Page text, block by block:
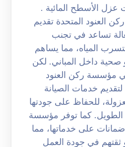
عزل الأسطح المائية .
العنود المتحدة تقديم
تساعد في تجنب
المياه، مما يساهم
صحية داخل المباني. لكن
مؤسسة ركن العنود
لتقديم خدمات الصيانة
للحفاظ على جودتها
الطويل. كما توفر مؤسسة
على خدماتها، مما
ثقتهم في جودة العمل